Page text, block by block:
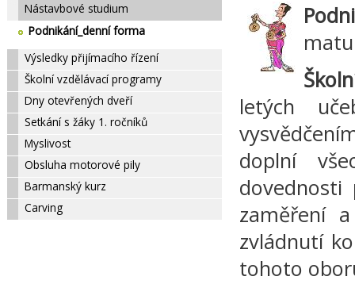
Nástavbové studium
Podnikání_denní forma
Výsledky přijímacího řízení
Školní vzdělávací programy
Dny otevřených dveří
Setkání s žáky 1. ročníků
Myslivost
Obsluha motorové pily
Barmanský kurz
Carving
letých
doplní
dovednosti
zaměření
zvládnutí
tohoto